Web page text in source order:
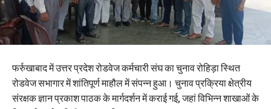
फर्रुखाबाद में उत्तर प्रदेश रोडवेज कर्मचारी संघ का चुनाव रोहिड़ा स्थित
रोडवेज सभागार में शांतिपूर्ण माहौल में संपन्न हुआ। चुनाव प्रक्रिया क्षेत्रीय
संरक्षक ज्ञान प्रकाश पाठक के मार्गदर्शन में कराई गई, जहां विभिन्न शाखाओं के